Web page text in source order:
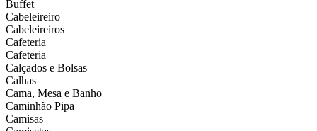
Buffet
Cabeleireiro
Cabeleireiros
Cafeteria
Cafeteria
Calçados e Bolsas
Calhas
Cama, Mesa e Banho
Caminhão Pipa
Camisas